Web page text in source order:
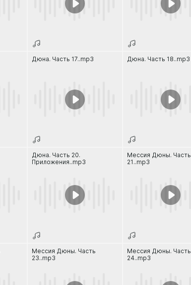
Дюна. Часть 17..mp3 Дюна. Часть 18..mp3
Дюна. Часть 20.
Приложения..mp3
Мессия Дюны. Часть
21..mp3
Мессия Дюны. Часть
23..mp3
Мессия Дюны. Часть
24..mp3